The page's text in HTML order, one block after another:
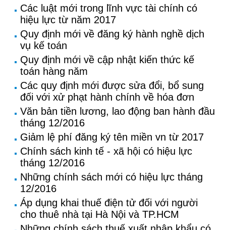
Các luật mới trong lĩnh vực tài chính có
hiệu lực từ năm 2017
Quy định mới về đăng ký hành nghề dịch
vụ kế toán
Quy định mới về cập nhật kiến thức kế
toán hàng năm
Các quy định mới được sửa đổi, bổ sung
đối với xử phạt hành chính về hóa đơn
Văn bản tiền lương, lao động ban hành đầu
tháng 12/2016
Giảm lệ phí đăng ký tên miền vn từ 2017
Chính sách kinh tế - xã hội có hiệu lực
tháng 12/2016
Những chính sách mới có hiệu lực tháng
12/2016
Áp dụng khai thuế điện tử đối với người
cho thuê nhà tại Hà Nội và TP.HCM